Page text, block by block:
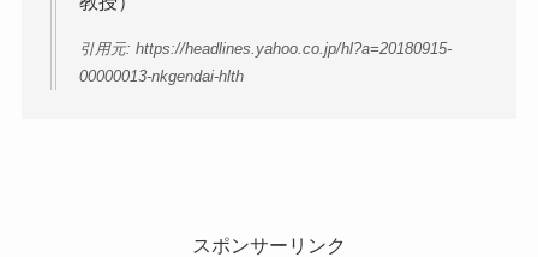
引用元: https://headlines.yahoo.co.jp/hl?a=20180915-
00000013-nkgendai-hlth
スポンサーリンク